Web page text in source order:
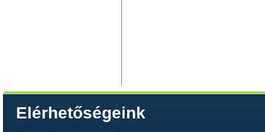
Elérhetőségeink